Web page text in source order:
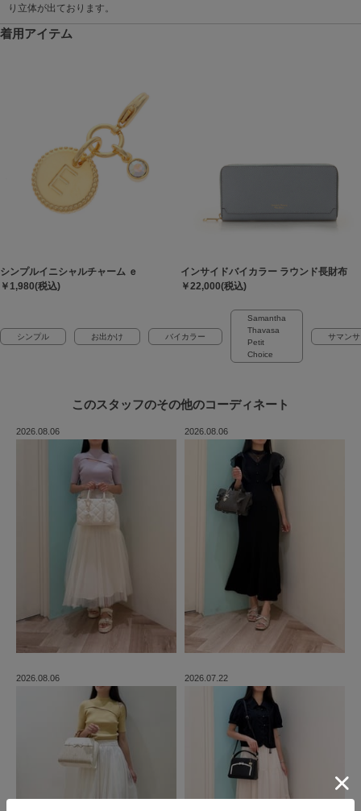
り立体が出ております。
着用アイテム
シンプルイニシャルチャーム ｅ
￥1,980(税込)
インサイドバイカラー ラウンド長財布
￥22,000(税込)
シンプル お出かけ バイカラー
Samantha
Thavasa
Petit
Choice
サマン
このスタッフのその他のコーディネート
2026.08.06 2026.08.06
2026.08.06 2026.07.22